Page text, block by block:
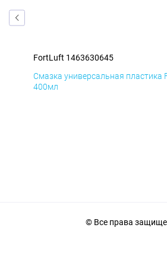
FortLuft 1463630645
Смазка универсальная пластика
400мл
© Все права